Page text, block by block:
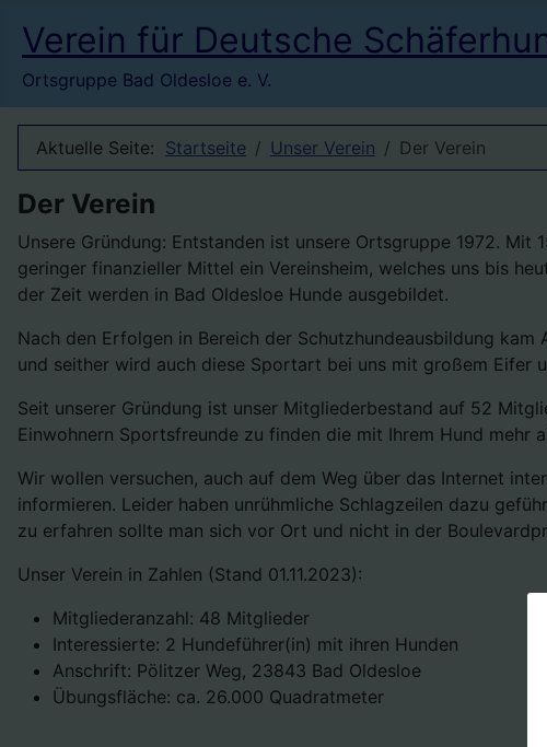
Verein für Deutsche
Ortsgruppe Bad Oldesloe e. V.
Aktuelle Seite: Startseite Unser Verein Der Verein
Der Verein
Unsere Gründung: Entstanden ist unsere Ortsgruppe 1972.
geringer finanzieller Mittel ein Vereinsheim, welches uns bis
der Zeit werden in Bad Oldesloe Hunde ausgebildet.
Nach den Erfolgen in Bereich der Schutzhundeausbildung
und seither wird auch diese Sportart bei uns mit großem Eifer
Seit unserer Gründung ist unser Mitgliederbestand auf 52
Einwohnern Sportsfreunde zu finden die mit Ihrem Hund mehr
Wir wollen versuchen, auch auf dem Weg über das Internet
informieren. Leider haben unrühmliche Schlagzeilen dazu
zu erfahren sollte man sich vor Ort und nicht in der
Unser Verein in Zahlen (Stand 01.11.2023):
Mitgliederanzahl: 48 Mitglieder
Interessierte: 2 Hundeführer(in) mit ihren Hunden
Anschrift: Pölitzer Weg, 23843 Bad Oldesloe
Übungsfläche: ca. 26.000 Quadratmeter